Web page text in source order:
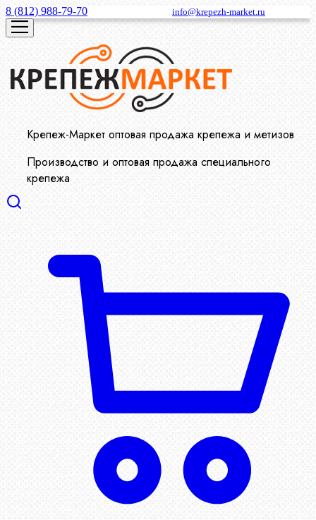
8 (812) 988-79-70 info@krepezh-market.ru
Крепеж-Маркет оптовая продажа крепежа и метизов
Производство и оптовая продажа специального
крепежа